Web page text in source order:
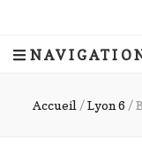
Accueil / Lyon 6 /